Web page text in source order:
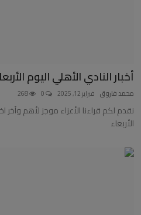
أخبار النادي الأهلي اليوم
محمد فاروق فبراير 12, 2025
نقدم لكم قراءنا الأعزاء موجز لأهم وآخر
الأربعاء